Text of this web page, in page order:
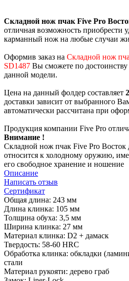
Складной нож пчак Five Pro
отличная возможность приобрести
карманный нож на любые случаи
Оформив заказ на Складной нож
SD1487 Вы сможете по
данной модели.
Цена на данный фолдер составляет
доставки зависит от выбранного
автоматически рассчитана при
Продукция компании Five Pro
Внимание !
Складной нож пчак Five Pro Восток
относится к холодному оружию,
его свободное хранение и ношение
Описание
Написать отзыв
Сертификат
Общая длина: 243 мм
Длина клинка: 105 мм
Толщина обуха: 3,5 мм
Ширина клинка: 27 мм
Материал клинка: D2 + дамаск
Твердость: 58-60 HRC
Обработка клинка: обкладки
стали
Материал рукояти: дерево граб